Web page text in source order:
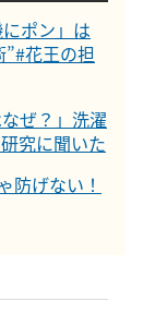
ポン」は
花王の担
ぜ？」洗濯
究に聞いた
防げない！